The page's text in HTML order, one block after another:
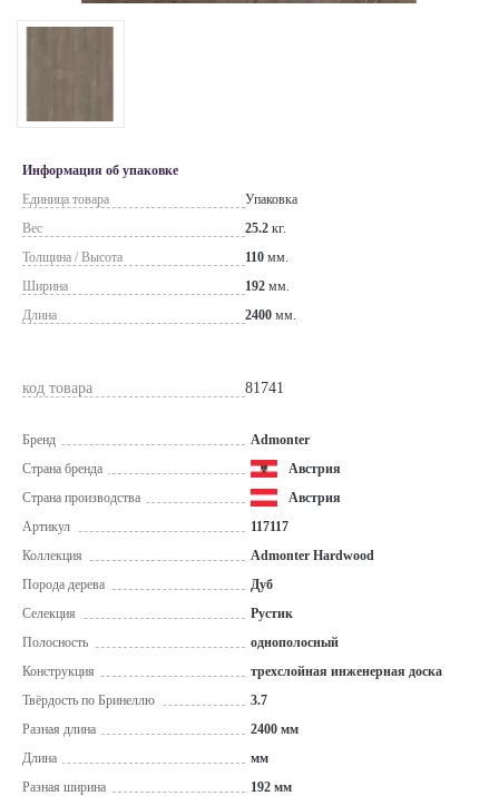
Информация об упаковке
Единица товара
Упаковка
Вес
25.2 кг.
Толщина / Высота
110 мм.
Ширина
192 мм.
Длина
2400 мм.
код товара 81741
Бренд
Admonter
Страна бренда
Австрия
Страна производства
Австрия
Артикул
117117
Коллекция
Admonter Hardwood
Порода дерева
Дуб
Селекция
Рустик
Полосность
однополосный
Конструкция
трехслойная инженерная доска
Твёрдость по Бринеллю
3.7
Разная длина
2400 мм
Длина
мм
Разная ширина
192 мм